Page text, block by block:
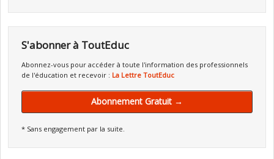
S'abonner à ToutEduc
Abonnez-vous pour accéder à toute l'information des professionnels
de l'éducation et recevoir : La Lettre ToutEduc
Abonnement Gratuit →
* Sans engagement par la suite.